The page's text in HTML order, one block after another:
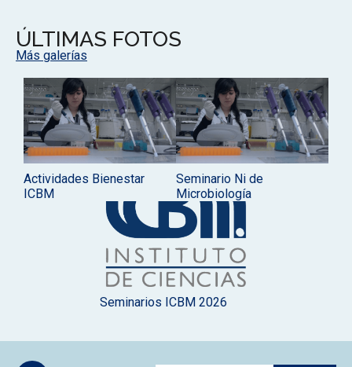
ÚLTIMAS FOTOS
Más galerías
Actividades Bienestar
ICBM
Seminario Ni de
Microbiología
Seminarios ICBM 2026